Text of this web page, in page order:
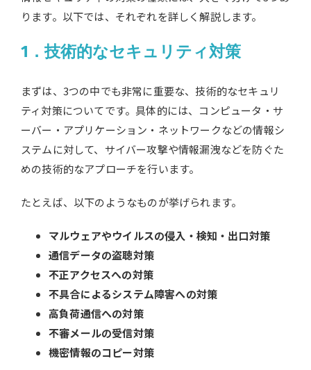
ります。以下では、それぞれを詳しく解説します。
1．技術的なセキュリティ対策
まずは、3つの中でも非常に重要な、技術的なセキュリ
ティ対策についてです。具体的には、コンピュータ・サ
ーバー・アプリケーション・ネットワークなどの情報シ
ステムに対して、サイバー攻撃や情報漏洩などを防ぐた
めの技術的なアプローチを行います。
たとえば、以下のようなものが挙げられます。
マルウェアやウイルスの侵入・検知・出口対策
通信データの盗聴対策
不正アクセスへの対策
不具合によるシステム障害への対策
高負荷通信への対策
不審メールの受信対策
機密情報のコピー対策